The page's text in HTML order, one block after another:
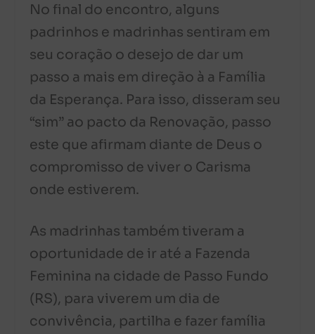
No final do encontro, alguns
padrinhos e madrinhas sentiram em
seu coração o desejo de dar um
passo a mais em direção à a Família
da Esperança. Para isso, disseram seu
“sim” ao pacto da Renovação, passo
este que afirmam diante de Deus o
compromisso de viver o Carisma
onde estiverem.
As madrinhas também tiveram a
oportunidade de ir até a Fazenda
Feminina na cidade de Passo Fundo
(RS), para viverem um dia de
convivência, partilha e fazer família